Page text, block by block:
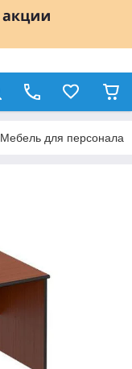
Мебель для персонала